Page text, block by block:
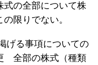
式の全部について株
限りでない。
る事項についての
全部の株式（種類